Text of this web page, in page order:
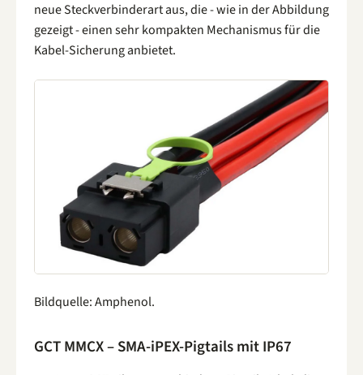
neue Steckverbinderart aus, die - wie in der Abbildung
gezeigt - einen sehr kompakten Mechanismus für die
Kabel-Sicherung anbietet.
Bildquelle: Amphenol.
GCT MMCX – SMA-iPEX-Pigtails mit IP67